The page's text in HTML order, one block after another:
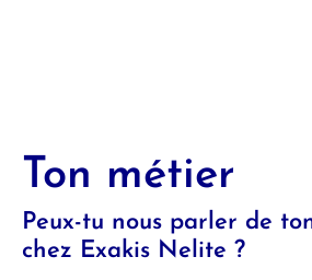
Ton métier
Peux-tu nous parler de
chez Exakis Nelite ?